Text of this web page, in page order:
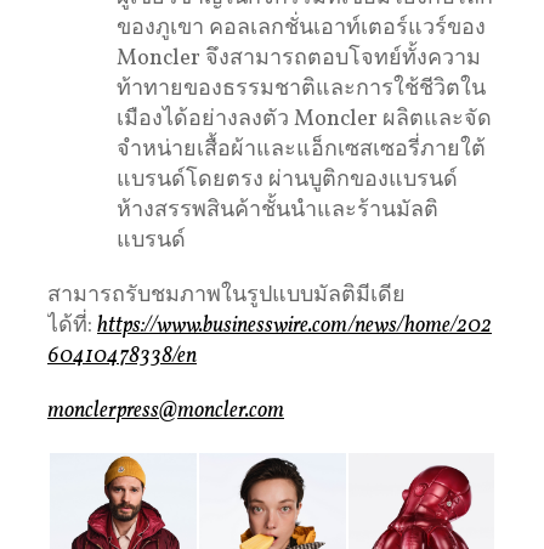
ของภูเขา คอลเลกชั่นเอาท์เตอร์แวร์ของ
Moncler จึงสามารถตอบโจทย์ทั้งความ
ท้าทายของธรรมชาติและการใช้ชีวิตใน
เมืองได้อย่างลงตัว Moncler ผลิตและจัด
จำหน่ายเสื้อผ้าและแอ็กเซสเซอรี่ภายใต้
แบรนด์โดยตรง ผ่านบูติกของแบรนด์
ห้างสรรพสินค้าชั้นนำและร้านมัลติ
แบรนด์
สามารถรับชมภาพในรูปแบบมัลติมีเดีย
ได้ที่: https://www.businesswire.com/news/home/202
60410478338/en
monclerpress@moncler.com